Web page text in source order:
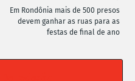
Em Rondônia mais de 500 presos
devem ganhar as ruas para as
festas de final de ano